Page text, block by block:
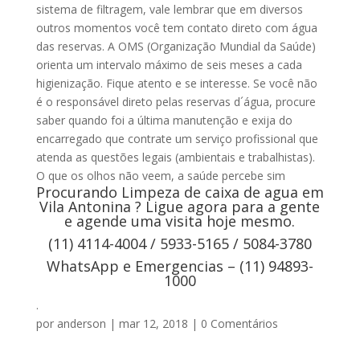
sistema de filtragem, vale lembrar que em diversos
outros momentos você tem contato direto com água
das reservas. A OMS (Organização Mundial da Saúde)
orienta um intervalo máximo de seis meses a cada
higienização. Fique atento e se interesse. Se você não
é o responsável direto pelas reservas d´água, procure
saber quando foi a última manutenção e exija do
encarregado que contrate um serviço profissional que
atenda as questões legais (ambientais e trabalhistas).
O que os olhos não veem, a saúde percebe sim
Procurando Limpeza de caixa de agua em
Vila Antonina ? Ligue agora para a gente
e agende uma visita hoje mesmo.
(11) 4114-4004 / 5933-5165 / 5084-3780
WhatsApp e Emergencias – (11) 94893-
1000
.
por anderson | mar 12, 2018 | 0 Comentários